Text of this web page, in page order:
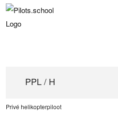
PPL / H
Privé helikopterpiloot